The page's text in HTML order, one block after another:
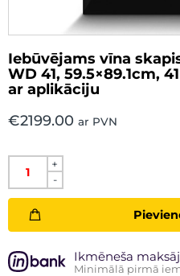
Iebūvējams vīna
WD 41, 59.5×89.1cm,
ar aplikāciju
€2199.00 ar PVN
+
-
Ikmēneša
Minimālā pirmā